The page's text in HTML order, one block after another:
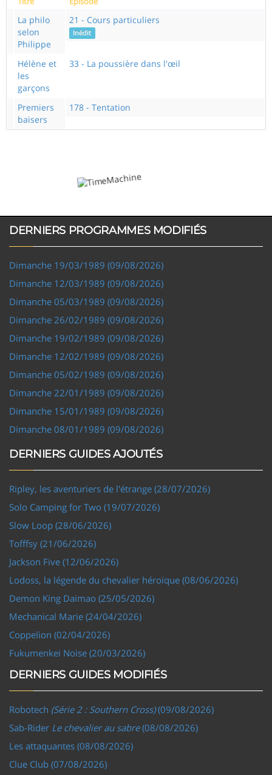
La philo
selon
Philippe
21 - Cours particuliers
Inédit
Hélène et
les
garçons
33 - La poussière dans l'œil
Premiers
baisers
178 - Tentation
DERNIERS PROGRAMMES MODIFIÉS
Dimanche 19/03/1989 (09/08/2026)
Dimanche 12/03/1989 (09/08/2026)
Dimanche 05/03/1989 (09/08/2026)
Dimanche 26/02/1989 (09/08/2026)
Dimanche 19/02/1989 (09/08/2026)
Dimanche 12/02/1989 (09/08/2026)
Dimanche 05/02/1989 (09/08/2026)
Dimanche 22/01/1989 (09/08/2026)
Dimanche 15/01/1989 (09/08/2026)
Dimanche 08/01/1989 (09/08/2026)
DERNIERS GUIDES AJOUTÉS
Ripley, les aventuriers de l'étrange (28/07/2026)
Solo Camping for Two (19/07/2026)
Slow Loop (28/06/2026)
Tofffsy (21/06/2026)
Jackson Five (12/06/2026)
Lodoss, la légende du chevalier héroïque (08/06/2026)
Demon King Daimao (25/05/2026)
Mechanical Marie (24/04/2026)
Coppelion (02/04/2026)
Fukumenkei Noise (20/03/2026)
DERNIERS GUIDES MODIFIÉS
Robotech (Série 2 : Southern Cross)(09/08/2026)
Sab-Rider Le chevalier au sabre(08/08/2026)
Les attaquantes (08/08/2026)
Clue Club (07/08/2026)